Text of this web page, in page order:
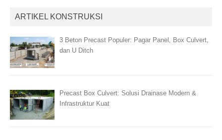
ARTIKEL KONSTRUKSI
3 Beton Precast Populer: Pagar Panel, Box Culvert,
dan U Ditch
Precast Box Culvert: Solusi Drainase Modern &
Infrastruktur Kuat